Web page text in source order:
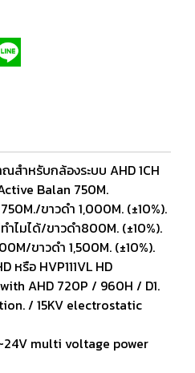
หรับกล้องระบบ AHD 1CH
Balan 750M.
ขาวดำ 1,000M. (±10%).
ำไมได้/ขาวดำ800M. (±10%).
ขาวดำ 1,500M. (±10%).
หรือ HVP111VL HD
AHD 720P / 960H / D1.
/ 15KV electrostatic
multi voltage power